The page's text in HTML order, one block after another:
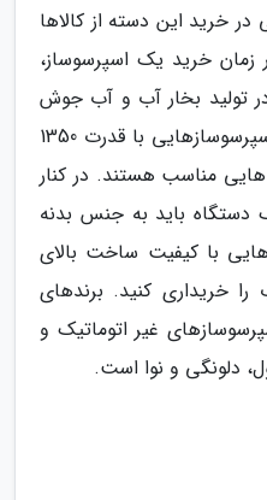
خرید این دسته از کالاها
زمان خرید یک اسپرسوساز،
تولید بخار آب و آب جوش
اثرگذار است. به همین دلیل اسپرسوسازهایی با قدرت 1350
15 بار گزینه هایی مناسب هستند. در کنار
دستگاه باید به جنس بدنه
با کیفیت ساخت بالای
را خریداری کنید. برندهای
غیر اتوماتیک و
دلونگی و نوا است.